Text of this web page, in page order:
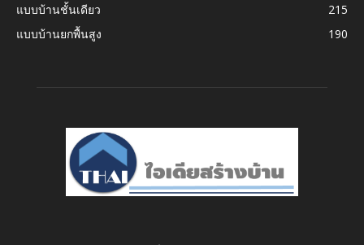
แบบบ้านชั้นเดียว
215
แบบบ้านยกพื้นสูง
190